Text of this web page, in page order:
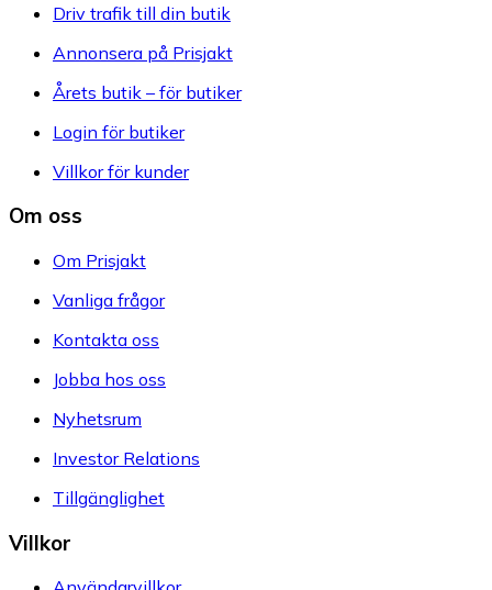
Driv trafik till din butik
Annonsera på Prisjakt
Årets butik – för butiker
Login för butiker
Villkor för kunder
Om oss
Om Prisjakt
Vanliga frågor
Kontakta oss
Jobba hos oss
Nyhetsrum
Investor Relations
Tillgänglighet
Villkor